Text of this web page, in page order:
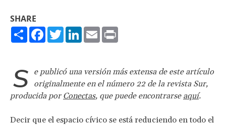
SHARE
ShareFacebook
TwitterLinkedIn
Email
S e publicó una versión más extensa de este artículo
originalmente en el número 22 de la revista Sur,
producida por Conectas, que puede encontrarse aquí.
Decir que el espacio cívico se está reduciendo en todo el